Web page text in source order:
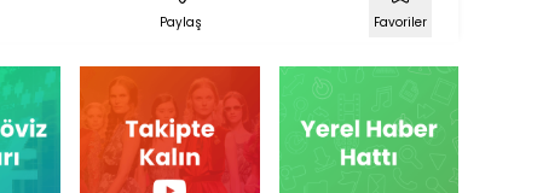
Paylaş Favoriler